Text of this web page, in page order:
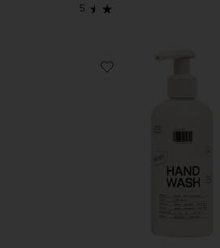
Favorite SABONETE